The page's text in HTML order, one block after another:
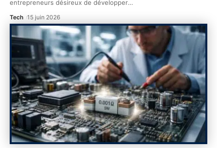
entrepreneurs désireux de développer…
Tech 15 juin 2026